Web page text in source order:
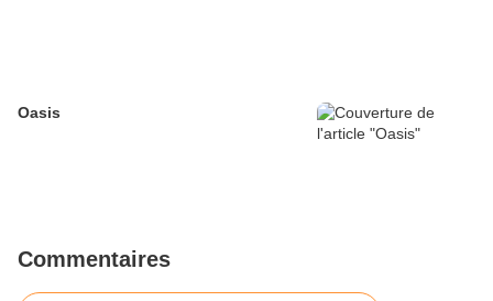
Oasis
Commentaires